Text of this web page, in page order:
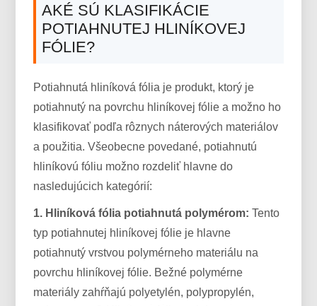
AKÉ SÚ KLASIFIKÁCIE
POTIAHNUTEJ HLINÍKOVEJ
FÓLIE?
Potiahnutá hliníková fólia je produkt, ktorý je
potiahnutý na povrchu hliníkovej fólie a možno ho
klasifikovať podľa rôznych náterových materiálov
a použitia. Všeobecne povedané, potiahnutú
hliníkovú fóliu možno rozdeliť hlavne do
nasledujúcich kategórií:
1. Hliníková fólia potiahnutá polymérom: Tento
typ potiahnutej hliníkovej fólie je hlavne
potiahnutý vrstvou polymérneho materiálu na
povrchu hliníkovej fólie. Bežné polymérne
materiály zahŕňajú polyetylén, polypropylén,